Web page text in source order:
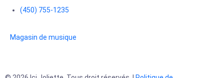
(450) 755-1235
Magasin de musique